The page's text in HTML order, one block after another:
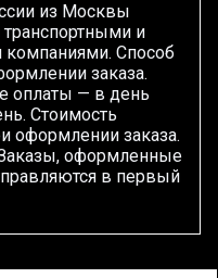
из Москвы
транспортными и
компаниями. Способ
заказа.
оплаты — в день
Стоимость
оформлении заказа.
Заказы, оформленные
в первый